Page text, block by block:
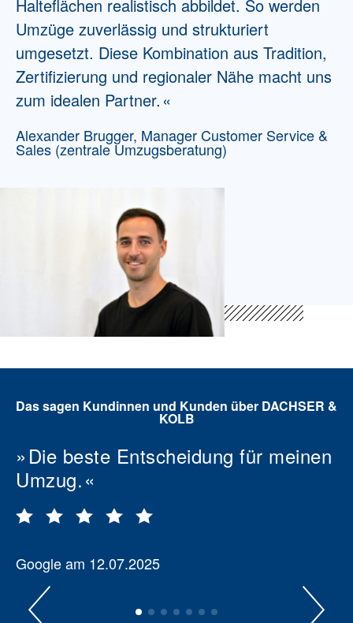
Halteflächen realistisch abbildet. So werden
Umzüge zuverlässig und strukturiert
umgesetzt. Diese Kombination aus Tradition,
Zertifizierung und regionaler Nähe macht uns
zum idealen Partner.
Alexander Brugger, Manager Customer Service &
Sales (zentrale Umzugsberatung)
Das sagen Kundinnen und Kunden über DACHSER &
KOLB
Die beste Entscheidung für meinen
Umzug.
Google am 12.07.2025